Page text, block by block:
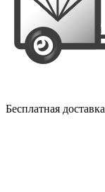
Бесплатная доставка